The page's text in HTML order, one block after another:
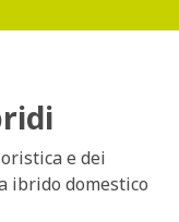
e dei
ibrido domestico